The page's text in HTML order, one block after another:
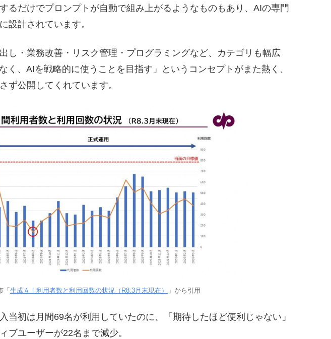
るだけでプロンプトが自動で組み上がるようなものもあり、AIの専門
設計されています。
し・業務改善・リスク管理・プログラミングなど、カテゴリも幅広
く、AIを戦略的に使うことを目指す」というコンセプトがまた熱く、
ず公開してくれています。
「 生成ＡＩ利用者数と利用回数の状況（R8.3月末現在） 」から引用
当初は月間69名が利用していたのに、「期待したほど便利じゃない」
ブユーザーが22名まで減少。